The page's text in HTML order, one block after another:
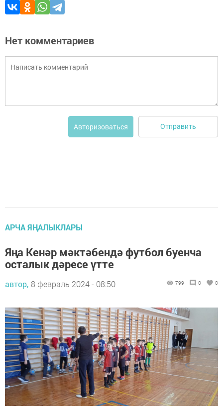
Нет комментариев
Авторизоваться Отправить
АРЧА ЯҢАЛЫКЛАРЫ
Яңа Кенәр мәктәбендә футбол буенча
осталык дәресе үтте
автор, 8 февраль 2024 - 08:50 799 0 0